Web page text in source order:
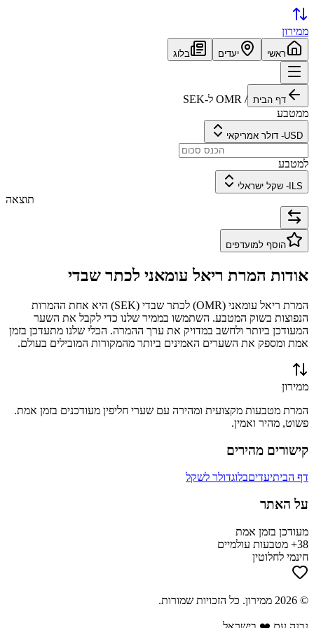
ממירון
ראשי יעדים בלוג
דף הבית /
OMR ל-SEK
ממטבע
USD
- דולר אמריקאי
למטבע
ILS
- שקל ישראלי
תוצאה
הוסף למועדפים
אודות המרת ריאל עומאני לכתר שבדי
המרת ריאל עומאני (
OMR) לכתר שבדי (
SEK) היא אחת ההמרות
הנפוצות בשוק המטבע. השתמשו בממיר שלנו כדי לקבל את השער
המעודכן ביותר ולחשב במדויק את ערך ההמרה. הכלי שלנו מתעדכן בזמן
אמת ומספק את השערים האמינים ביותר מהמקורות המובילים בעולם.
ממירון
המרת מטבעות מקצועית ומהירה עם שערי חליפין מעודכנים בזמן אמת.
פשוט, מהיר ואמין.
קישורים מהירים
דף הביתיעדיםבלוגדולר לשקל
על האתר
מעודכן בזמן אמת
38+ מטבעות עולמיים
חינמי לחלוטין
©
2026 ממירון. כל הזכויות שמורות.